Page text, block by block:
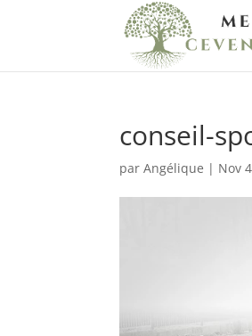
conseil-
parAngélique | Nov